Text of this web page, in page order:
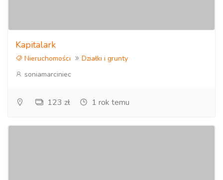
Kapitalark
Nieruchomości
Działki i grunty
soniamarciniec
123 zł 1 rok temu